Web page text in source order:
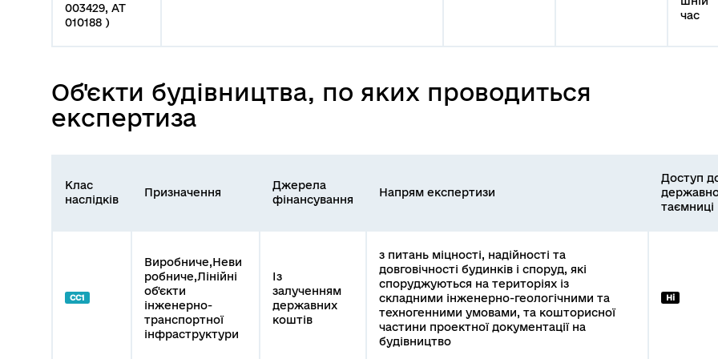
003429, АТ
010188 )
час
Об'єкти будівництва, по яких проводиться
експертиза
Клас
наслідків
Призначення
Джерела
фінансування
Напрям експертизи
Доступ
таємниці
СС1
Виробниче,Неви
робниче,Лінійні
об'єкти
інженерно-
транспортної
інфраструктури
Із
залученням
державних
коштів
з питань міцності, надійності та
довговічності будинків і споруд, які
споруджуються на територіях із
складними інженерно-геологічними та
техногенними умовами, та кошторисної
частини проектної документації на
будівництво
Ні